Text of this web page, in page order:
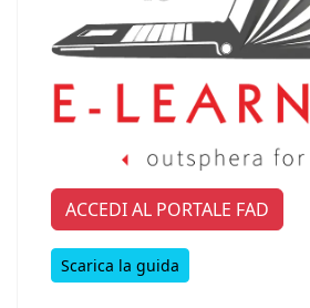
ACCEDI AL PORTALE FAD
Scarica la guida